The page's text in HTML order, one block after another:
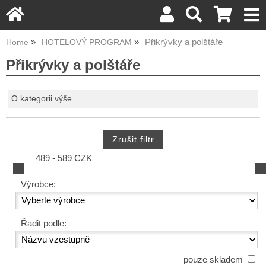
Home HOTELOVÝ PROGRAM Přikrývky a polštáře
Přikrývky a polštáře
O kategorii výše
489 - 589 CZK
Výrobce:
Řadit podle:
pouze skladem